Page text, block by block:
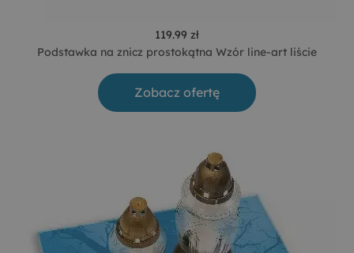
119.99 zł
Podstawka na znicz prostokątna Wzór line-art liście
Zobacz ofertę